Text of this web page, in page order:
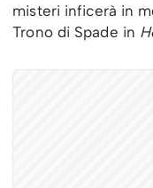
misteri inficerà in
Trono di Spade in